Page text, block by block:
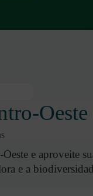
e aproveite
e a